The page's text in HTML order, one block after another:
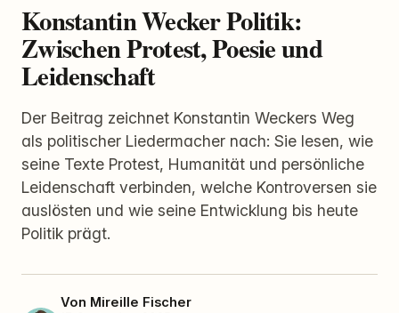
Konstantin Wecker Politik:
Zwischen Protest, Poesie und
Leidenschaft
Der Beitrag zeichnet Konstantin Weckers Weg
als politischer Liedermacher nach: Sie lesen, wie
seine Texte Protest, Humanität und persönliche
Leidenschaft verbinden, welche Kontroversen sie
auslösten und wie seine Entwicklung bis heute
Politik prägt.
Von Mireille Fischer